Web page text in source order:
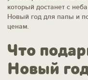
который достанет с
Новый год для папы и
ценам.
Что
Новый